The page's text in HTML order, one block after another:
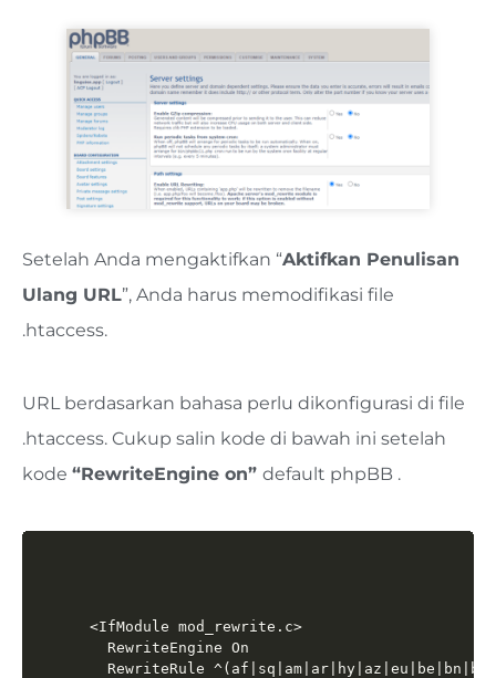
Setelah Anda mengaktifkan “Aktifkan Penulisan
Ulang URL”, Anda harus memodifikasi file
.htaccess.
URL berdasarkan bahasa perlu dikonfigurasi di file
.htaccess. Cukup salin kode di bawah ini setelah
kode “RewriteEngine on” default phpBB .
<IfModule mod_rewrite.c>
  RewriteEngine On
RewriteRule